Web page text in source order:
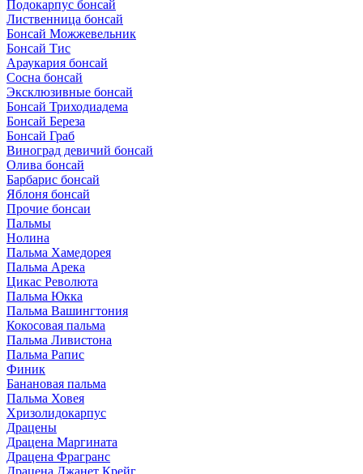
Подокарпус бонсай
Лиственница бонсай
Бонсай Можжевельник
Бонсай Тис
Араукария бонсай
Сосна бонсай
Эксклюзивные бонсай
Бонсай Триходиадема
Бонсай Береза
Бонсай Граб
Виноград девичий бонсай
Олива бонсай
Барбарис бонсай
Яблоня бонсай
Прочие бонсаи
Пальмы
Нолина
Пальма Хамедорея
Пальма Арека
Цикас Революта
Пальмa Юкка
Пальма Вашингтония
Кокосовая пальма
Пальма Ливистона
Пальма Рапис
Финик
Банановая пальма
Пальма Ховея
Хризолидокарпус
Драцены
Драцена Маргината
Драцена Фрагранс
Драцена Джанет Крейг